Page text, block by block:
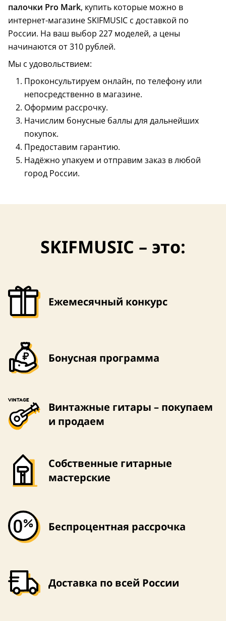
США США
палочки Pro Mark, купить которые можно в
интернет-магазине SKIFMUSIC с доставкой по
России. На ваш выбор 227 моделей, а цены
начинаются от 310 рублей.
Мы с удовольствием:
Проконсультируем онлайн, по телефону или
непосредственно в магазине.
Оформим рассрочку.
Начислим бонусные баллы для дальнейших
покупок.
Предоставим гарантию.
Надёжно упакуем и отправим заказ в любой
город России.
SKIFMUSIC – это:
Ежемесячный конкурс
Бонусная программа
Винтажные гитары – покупаем
и продаем
Собственные гитарные
мастерские
Беспроцентная рассрочка
Доставка по всей России